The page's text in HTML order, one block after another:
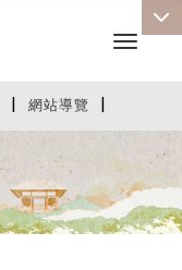
| 網站導覽 |
Toggle